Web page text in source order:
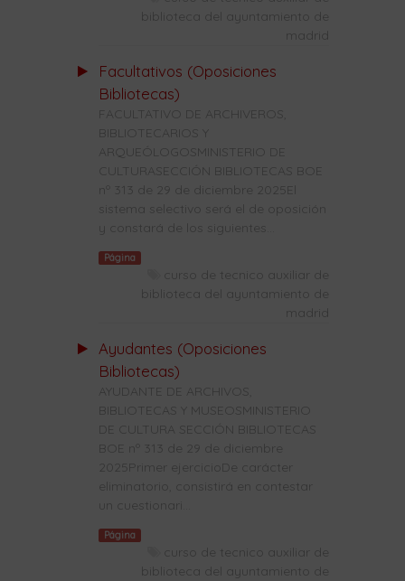
biblioteca del ayuntamiento de
madrid
Facultativos (Oposiciones
Bibliotecas)
FACULTATIVO DE ARCHIVEROS,
BIBLIOTECARIOS Y
ARQUEÓLOGOSMINISTERIO DE
CULTURASECCIÓN BIBLIOTECAS BOE
nº 313 de 29 de diciembre 2025El
sistema selectivo será el de oposición
y constará de los siguientes...
Página
curso de tecnico auxiliar de
biblioteca del ayuntamiento de
madrid
Ayudantes (Oposiciones
Bibliotecas)
AYUDANTE DE ARCHIVOS,
BIBLIOTECAS Y MUSEOSMINISTERIO
DE CULTURA SECCIÓN BIBLIOTECAS
BOE nº 313 de 29 de diciembre
2025Primer ejercicioDe carácter
eliminatorio, consistirá en contestar
un cuestionari...
Página
curso de tecnico auxiliar de
biblioteca del ayuntamiento de